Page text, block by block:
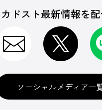
カドスト最新情報を
ソーシャルメディア一